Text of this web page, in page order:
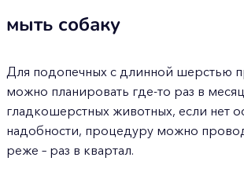
мыть собаку
Для подопечных с длинной шерстью
можно планировать где-то раз в
гладкошерстных животных, если нет
надобности, процедуру можно
реже – раз в квартал.